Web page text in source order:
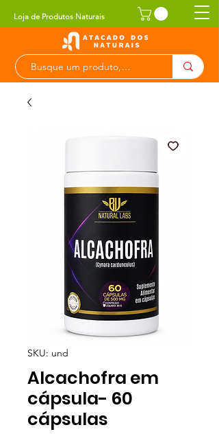
Loja de Produtos Naturais
SKU: und
Alcachofra em
cápsula- 60
cápsulas